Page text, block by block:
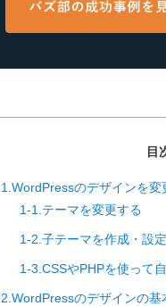
目
1.WordPressのデザインを変
1-1.テーマを変更する
1-2.子テーマを作成・設
1-3.CSSやPHPを使って
2.WordPressのデザインの